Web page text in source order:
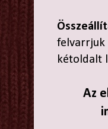
felvarrjuk
kétoldalt
Az